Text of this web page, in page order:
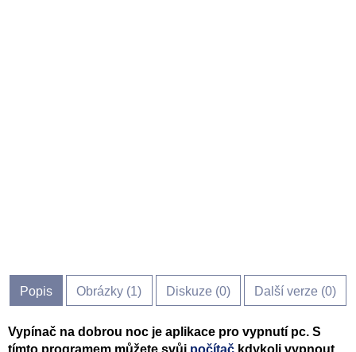
Popis Obrázky (1) Diskuze (0) Další verze (0)
Vypínač na dobrou noc je aplikace pro vypnutí pc. S
tímto programem můžete svůj počítač kdykoli vypnout,